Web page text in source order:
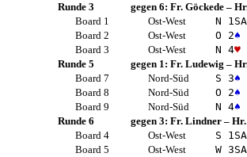
Runde 3
gegen 6: Fr. Göckede–
Board 1
Ost-West N 1SA
Board 2
Ost-West O 2♠
Board 3
Ost-West N 4♥
Runde 5
gegen 1: Fr. Ludewig –
Board 7
Nord-Süd S 3♠
Board 8
Nord-Süd O 2♠
Board 9
Nord-Süd N 4♠
Runde 6
gegen 3: Fr. Lindner–
Board 4
Ost-West S 1SA
Board 5
Ost-West W 3SA